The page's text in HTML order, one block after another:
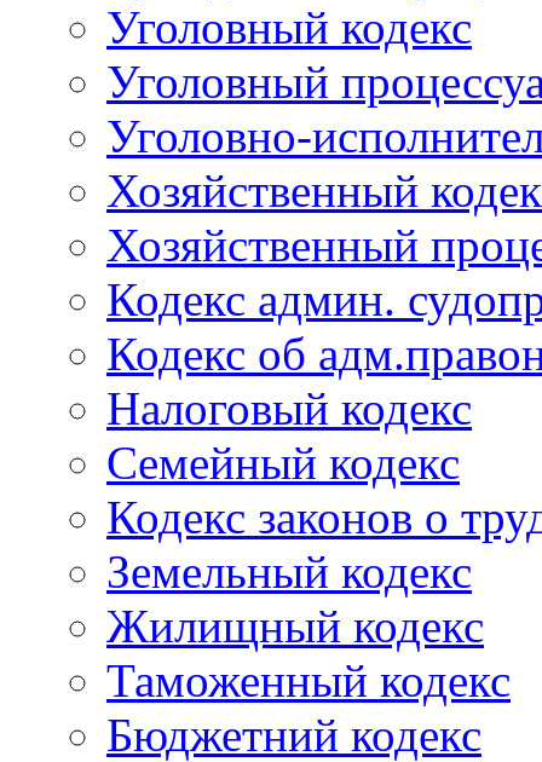
Уголовный кодекс
Уголовный
Уголовно-
Хозяйственный
Хозяйственный
Кодекс админ.
Кодекс об
Налоговый кодекс
Семейный кодекс
Кодекс законов о
Земельный кодекс
Жилищный кодекс
Таможенный кодекс
Бюджетний кодекс